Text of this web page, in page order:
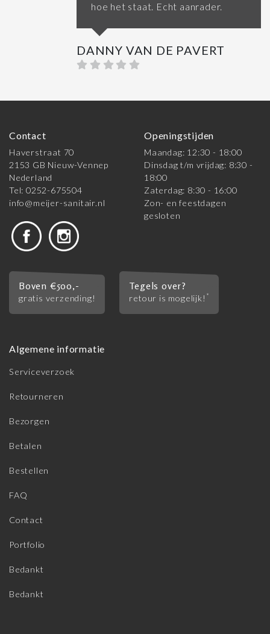
hoe het staat. Echt aanrader.
DANNY VAN DE PAVERT
Contact
Haverstraat 70
2153 GB Nieuw-Vennep
Nederland
Tel: 0252-675504
info@meijer-sanitair.nl
Openingstijden
Maandag: 12:30 - 18:00
Dinsdag t/m vrijdag: 8:30 -
18:00
Zaterdag: 8:30 - 16:00
Zon- en feestdagen
gesloten
Boven €500,-
gratis verzending!
Tegels over?
retour is mogelijk! *
Algemene informatie
Serviceverzoek
Retourneren
Bezorgen
Betalen
Bestellen
FAQ
Contact
Portfolio
Bedankt
Bedankt